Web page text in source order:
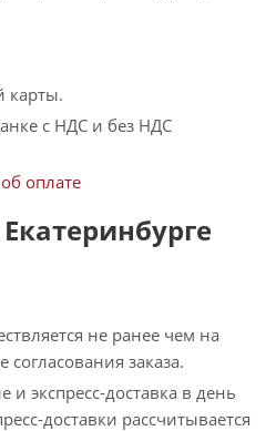
карты.
с НДС и без НДС
оплате
не ранее чем на
заказа.
экспресс-доставка в день
доставки рассчитывается